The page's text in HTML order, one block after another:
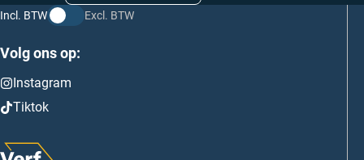
Incl. BTW Excl. BTW
Volg ons op:
Instagram
Tiktok